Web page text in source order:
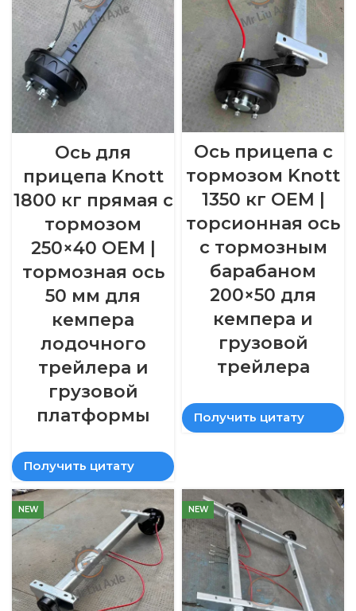
Ось для
прицепа Knott
1800 кг прямая с
тормозом
250×40 OEM |
тормозная ось
50 мм для
кемпера
лодочного
трейлера и
грузовой
платформы
Получить цитату
Ось прицепа с
тормозом Knott
1350 кг OEM |
торсионная ось
с тормозным
барабаном
200×50 для
кемпера и
грузовой
трейлера
Получить цитату
NEW NEW